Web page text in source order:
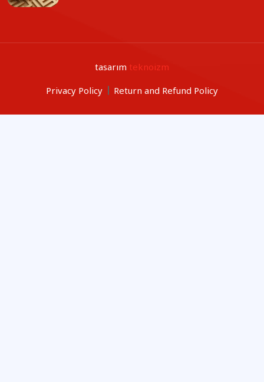
tasarım teknoizm
Privacy Policy
Return and Refund Policy